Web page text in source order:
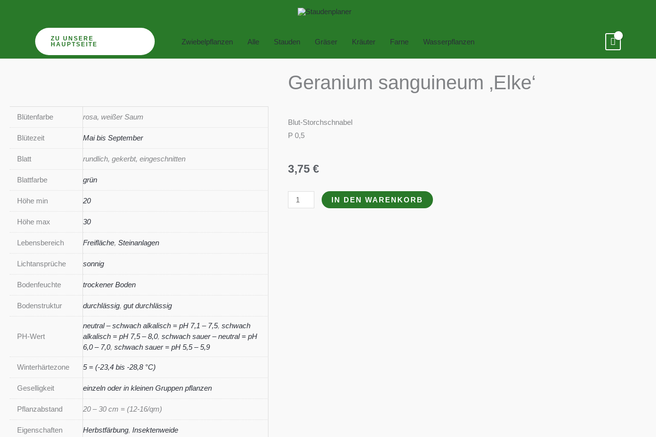
ZU UNSERE
HAUPTSEITE
Zwiebelpflanzen Alle Stauden Gräser Kräuter Farne Wasserpflanzen
Blütenfarbe rosa, weißer Saum
Blütezeit Mai bis September
Blatt rundlich, gekerbt, eingeschnitten
Blattfarbe grün
Höhe min 20
Höhe max 30
Lebensbereich Freifläche, Steinanlagen
Lichtansprüche sonnig
Bodenfeuchte trockener Boden
Bodenstruktur durchlässig, gut durchlässig
PH-Wert
neutral – schwach alkalisch = pH 7,1 – 7,5, schwach
alkalisch = pH 7,5 – 8,0, schwach sauer – neutral = pH
6,0 – 7,0, schwach sauer = pH 5,5 – 5,9
Winterhärtezone 5 = (-23,4 bis -28,8 °C)
Geselligkeit einzeln oder in kleinen Gruppen pflanzen
Pflanzabstand 20 – 30 cm = (12-16/qm)
Eigenschaften Herbstfärbung, Insektenweide
Geranium sanguineum ‚Elke‘
Blut-Storchschnabel
P 0,5
3,75 €
Geranium
sanguineum
IN DEN WARENKORB